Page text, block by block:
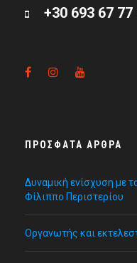
+30 693 67 77
ΠΡΌΣΦΑΤΑ ΆΡΘΡΑ
Δυναμική ενίσχυση με
Φίλιππο Περιστερίου
Οργανωτής και